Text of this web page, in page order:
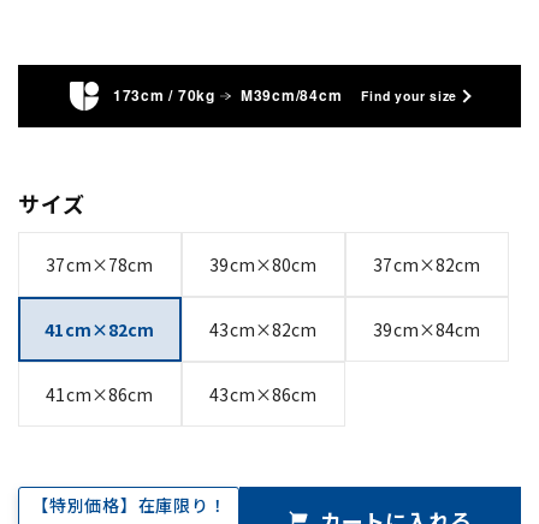
173cm / 70kg M39cm/84cm Find your size
サイズ
37cm×78cm 39cm×80cm 37cm×82cm
41cm×82cm 43cm×82cm 39cm×84cm
41cm×86cm 43cm×86cm
【特別価格】在庫限り！